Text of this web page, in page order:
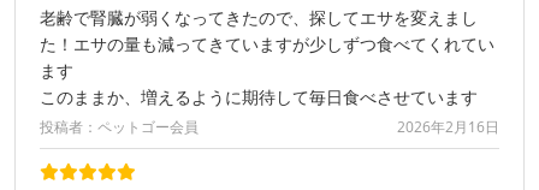
老齢で腎臓が弱くなってきたので、探してエサを変えまし
た！エサの量も減ってきていますが少しずつ食べてくれてい
ます
このままか、増えるように期待して毎日食べさせています
投稿者：ペットゴー会員 2026年2月16日